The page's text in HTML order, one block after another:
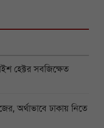
হেক্টর সবজিক্ষেত
অর্থাভাবে ঢাকায় নিতে